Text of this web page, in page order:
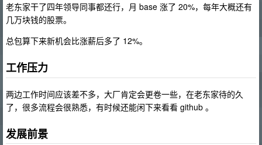
老东家干了四年领导同事都还行，月 base 涨了 20%，每年大概还有
几万块钱的股票。
总包算下来新机会比涨薪后多了 12%。
工作压力
两边工作时间应该差不多，大厂肯定会更卷一些，在老东家待的久
了，很多流程会很熟悉，有时候还能闲下来看看 github 。
发展前景